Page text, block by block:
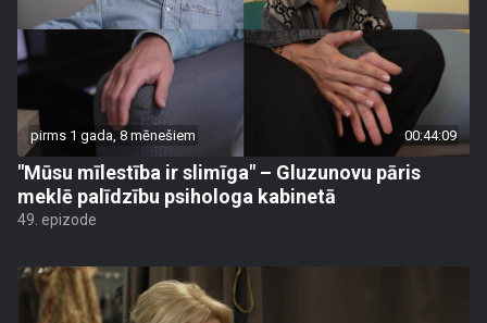
pirms 1 gada, 8 mēnešiem 00:44:09
"Mūsu mīlestība ir slimīga" – Gluzunovu pāris
meklē palīdzību psihologa kabinetā
49. epizode